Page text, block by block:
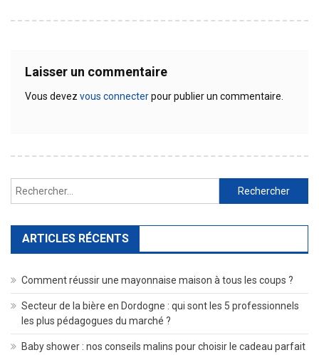
Laisser un commentaire
Vous devez vous connecterpour publier un commentaire.
Rechercher :
ARTICLES RÉCENTS
Comment réussir une mayonnaise maison à tous les coups ?
Secteur de la bière en Dordogne : qui sont les 5 professionnels
les plus pédagogues du marché ?
Baby shower : nos conseils malins pour choisir le cadeau parfait